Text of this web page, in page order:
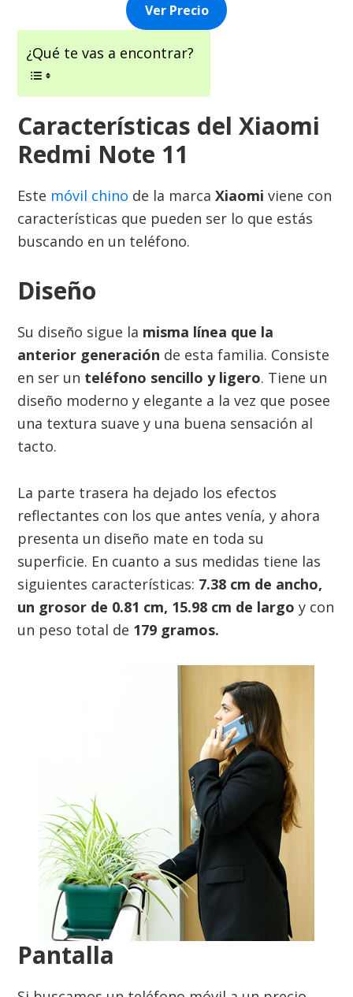
Ver Precio
¿Qué te vas a encontrar?
Características del Xiaomi
Redmi Note 11
Este móvil chino de la marcaXiaomiviene con
características que pueden ser lo que estás
buscando en un teléfono.
Diseño
Su diseño sigue la misma línea que la
anterior generación de esta familia. Consiste
en ser un teléfono sencillo y ligero. Tiene un
diseño moderno y elegante a la vez que posee
una textura suave y una buena sensación al
tacto.
La parte trasera ha dejado los efectos
reflectantes con los que antes venía, y ahora
presenta un diseño mate en toda su
superficie. En cuanto a sus medidas tiene las
siguientes características: 7.38 cm de ancho,
un grosor de 0.81 cm, 15.98 cm de largo y con
un peso total de 179 gramos.
Pantalla